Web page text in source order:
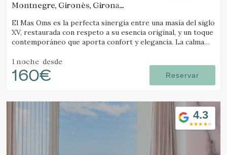
Montnegre, Gironès, Girona
El Mas Oms es la perfecta sinergia entre una masía del siglo
XV, restaurada con respeto a su esencia original, y un toque
contemporáneo que aporta confort y elegancia. La calma
de las Gavarres ofrecen un descanso total en conexión con
la naturaleza. El hotel cuenta con 6 habitaciones
cuidadosamente decoradas, una piscina climatizada,
restaurante, pista de petanca, zona chill-out, servicios de
masaje y yoga, alquiler de bicicletas y todo lo necesario para
los ciclistas.
1 noche desde
160€ Reservar
4.3